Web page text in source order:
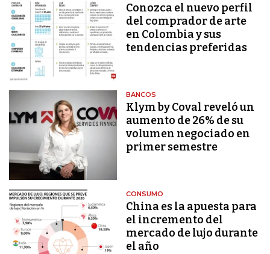
Conozca el nuevo perfil
del comprador de arte
en Colombia y sus
tendencias preferidas
BANCOS
Klym by Coval reveló un
aumento de 26% de su
volumen negociado en
primer semestre
CONSUMO
China es la apuesta para
el incremento del
mercado de lujo durante
el año